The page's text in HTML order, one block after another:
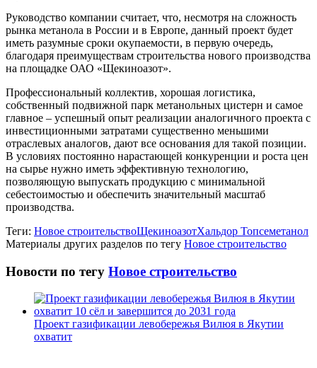
Руководство компании считает, что, несмотря на сложность
рынка метанола в России и в Европе, данный проект будет
иметь разумные сроки окупаемости, в первую очередь,
благодаря преимуществам строительства нового производства
на площадке ОАО «Щекиноазот».
Профессиональный коллектив, хорошая логистика,
собственный подвижной парк метанольных цистерн и самое
главное – успешный опыт реализации аналогичного проекта с
инвестиционными затратами существенно меньшими
отраслевых аналогов, дают все основания для такой позиции.
В условиях постоянно нарастающей конкуренции и роста цен
на сырье нужно иметь эффективную технологию,
позволяющую выпускать продукцию с минимальной
себестоимостью и обеспечить значительный масштаб
производства.
Теги: Новое строительствоЩекиноазотХальдор Топсеметанол
Материалы других разделов по тегу Новое строительство
Новости по тегу Новое строительство
Проект газификации левобережья Вилюя в Якутии
охватит